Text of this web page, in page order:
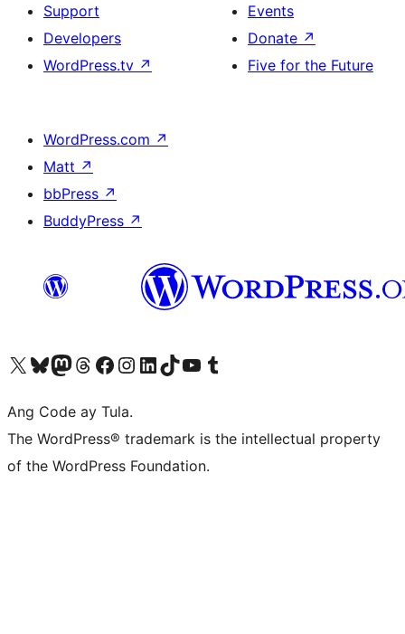
Support
Developers
WordPress.tv ↗
Events
Donate ↗
Five for the Future
WordPress.com ↗
Matt ↗
bbPress ↗
BuddyPress ↗
Visit our X (formerly Twitter) account
Bisitahin ang aming Bluesky account
Visit our Mastodon account
Bisitahin ang aming Threads account
Visit our Facebook page
Visit our Instagram account
Visit our LinkedIn account
Bisitahin ang aming TikTok account
Visit our YouTube channel
Bisitahin ang aming Tumblr account
Ang Code ay Tula.
The WordPress® trademark is the intellectual property
of the WordPress Foundation.